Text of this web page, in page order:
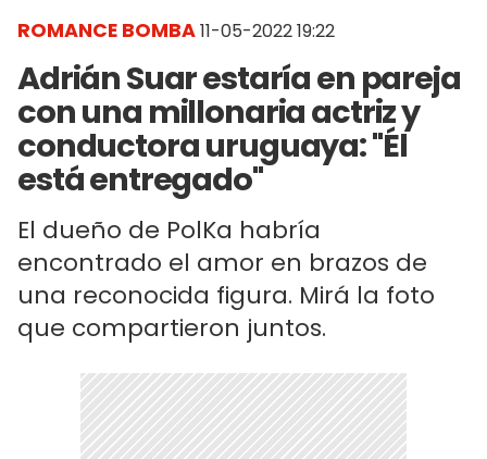
ROMANCE BOMBA11-05-2022 19:22
Adrián Suar estaría en pareja
con una millonaria actriz y
conductora uruguaya: "Él
está entregado"
El dueño de PolKa habría
encontrado el amor en brazos de
una reconocida figura. Mirá la foto
que compartieron juntos.